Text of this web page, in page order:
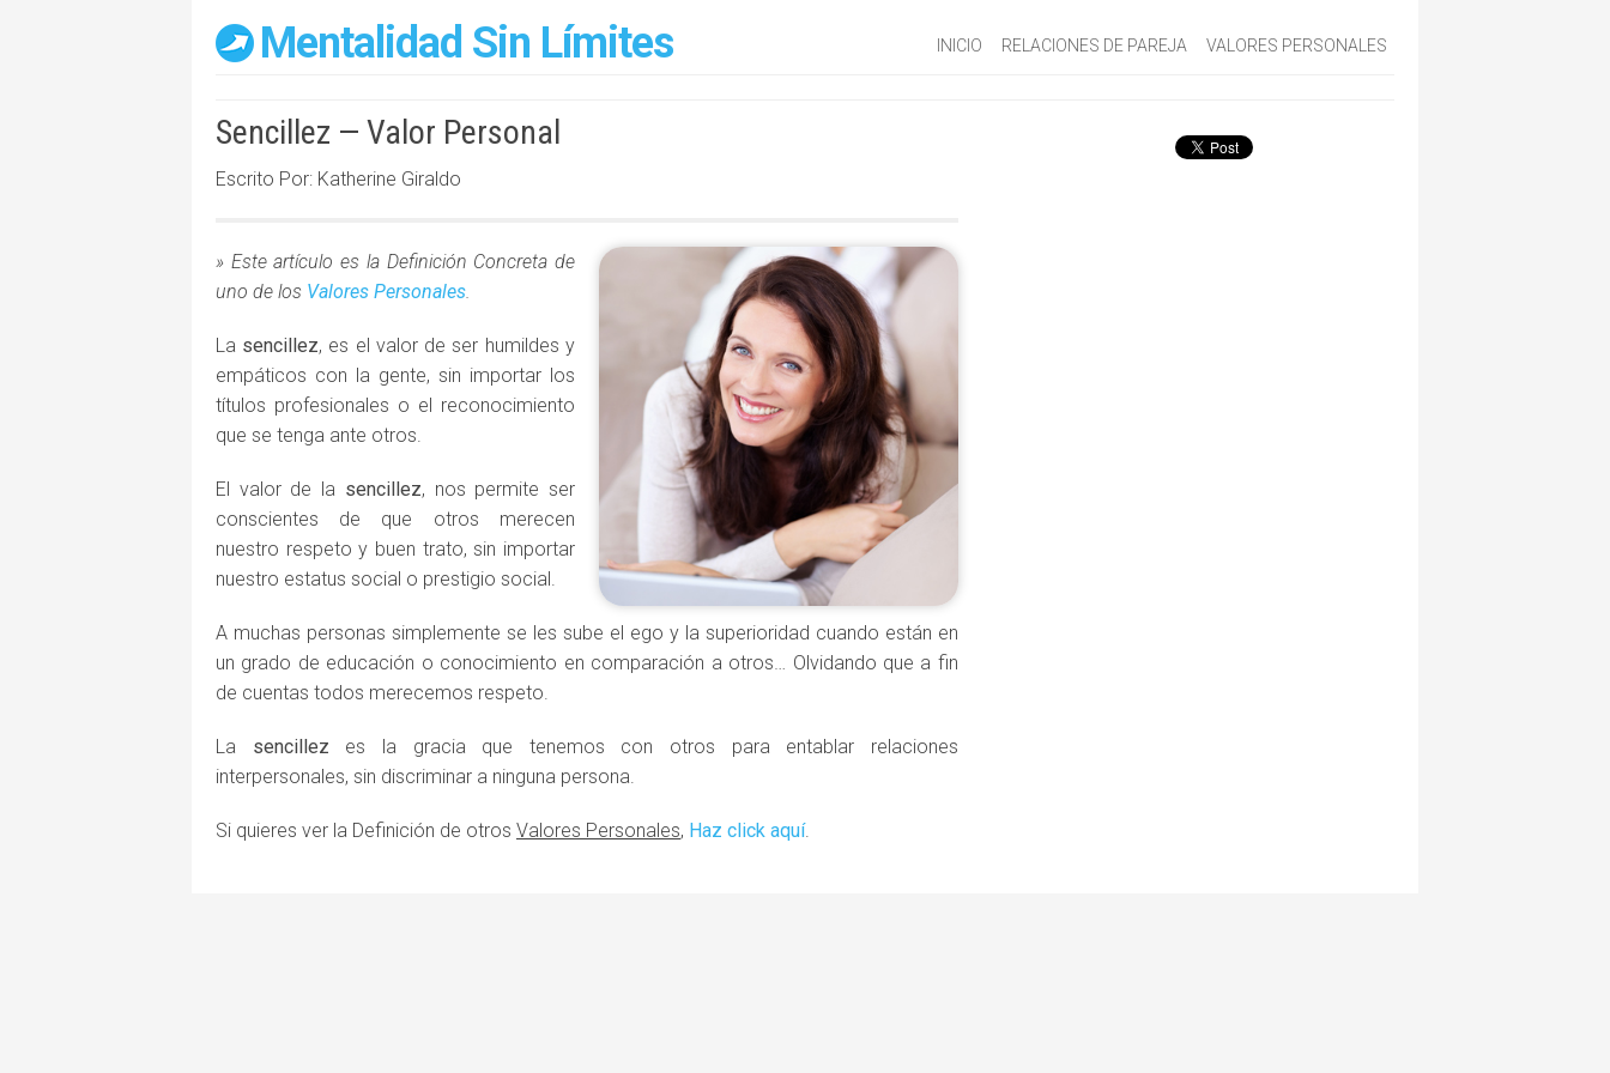
Mentalidad Sin Límites INICIO RELACIONES DE PAREJA VALORES PERSONALES
Sencillez — Valor Personal
Escrito Por: Katherine Giraldo
» Este artículo es la Definición Concreta de
uno de los Valores Personales.
La sencillez, es el valor de ser humildes y
empáticos con la gente, sin importar los
títulos profesionales o el reconocimiento
que se tenga ante otros.
El valor de la sencillez, nos permite ser
conscientes de que otros merecen
nuestro respeto y buen trato, sin importar
nuestro estatus social o prestigio social.
A muchas personas simplemente se les sube el ego y la superioridad cuando están en
un grado de educación o conocimiento en comparación a otros… Olvidando que a fin
de cuentas todos merecemos respeto.
La sencillez es la gracia que tenemos con otros para entablar relaciones
interpersonales, sin discriminar a ninguna persona.
Si quieres ver la Definición de otros Valores Personales, Haz click aquí.